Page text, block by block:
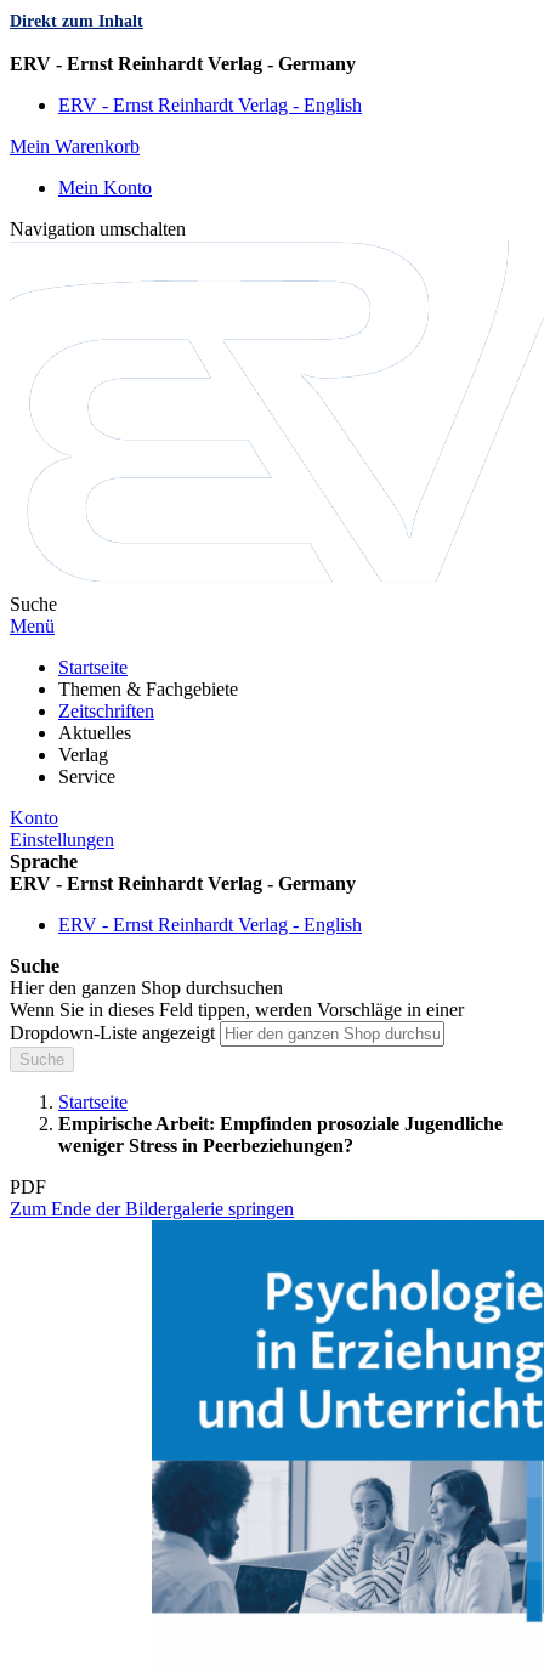
Direkt zum Inhalt
ERV - Ernst Reinhardt Verlag - Germany
ERV - Ernst Reinhardt Verlag - English
Mein Warenkorb
Mein Konto
Navigation umschalten
Suche
Menü
Startseite
Themen & Fachgebiete
Zeitschriften
Aktuelles
Verlag
Service
Konto
Einstellungen
Sprache
ERV - Ernst Reinhardt Verlag - Germany
ERV - Ernst Reinhardt Verlag - English
Suche
Hier den ganzen Shop durchsuchen
Wenn Sie in dieses Feld tippen, werden Vorschläge in einer
Dropdown-Liste angezeigt
Suche
Startseite
Empirische Arbeit: Empfinden prosoziale Jugendliche
weniger Stress in Peerbeziehungen?
PDF
Zum Ende der Bildergalerie springen